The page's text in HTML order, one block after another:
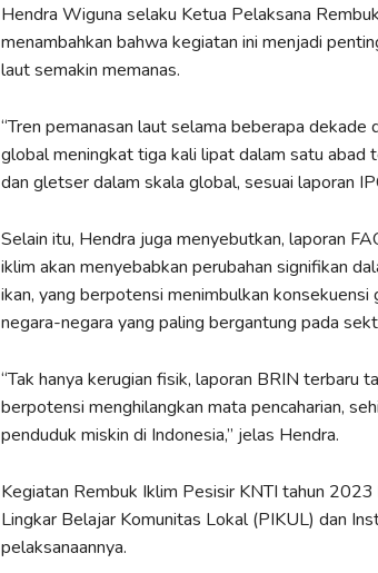
Hendra Wiguna selaku Ketua Pelaksana
menambahkan bahwa kegiatan ini menjadi
laut semakin memanas.
“Tren pemanasan laut selama beberapa
global meningkat tiga kali lipat dalam satu abad
dan gletser dalam skala global, sesuai laporan
Selain itu, Hendra juga menyebutkan, laporan
iklim akan menyebabkan perubahan signifikan
ikan, yang berpotensi menimbulkan
negara-negara yang paling bergantung pada
“Tak hanya kerugian fisik, laporan BRIN terbaru
berpotensi menghilangkan mata pencaharian,
penduduk miskin di Indonesia,” jelas Hendra.
Kegiatan Rembuk Iklim Pesisir KNTI tahun
Lingkar Belajar Komunitas Lokal (PIKUL) dan
pelaksanaannya.